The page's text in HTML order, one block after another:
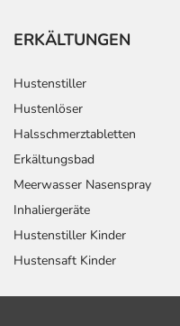
ERKÄLTUNGEN
Hustenstiller
Hustenlöser
Halsschmerztabletten
Erkältungsbad
Meerwasser Nasenspray
Inhaliergeräte
Hustenstiller Kinder
Hustensaft Kinder